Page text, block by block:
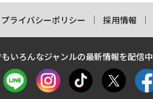
プライバシーポリシー 採用情報
いろんなジャンルの最新情報を配信中